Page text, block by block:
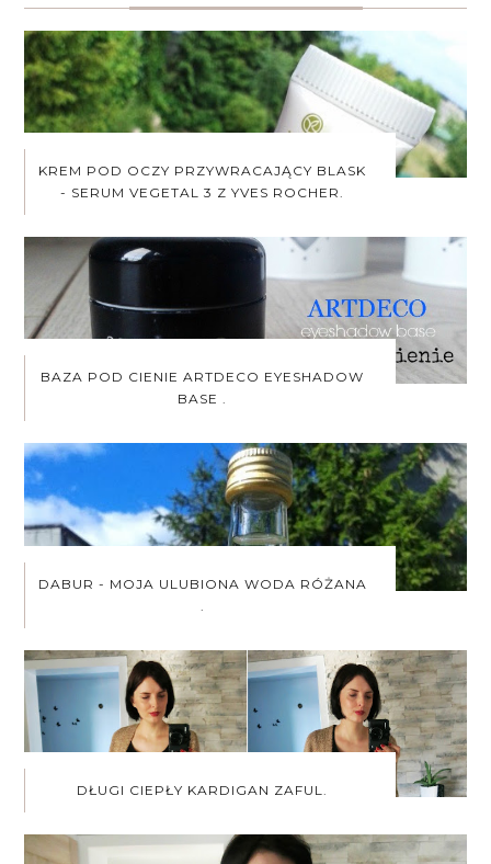
KREM POD OCZY PRZYWRACAJĄCY BLASK
- SERUM VEGETAL 3 Z YVES ROCHER.
BAZA POD CIENIE ARTDECO EYESHADOW
BASE .
DABUR - MOJA ULUBIONA WODA RÓŻANA
DŁUGI CIEPŁY KARDIGAN ZAFUL.